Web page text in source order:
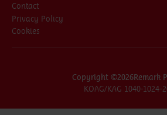
Contact
Privacy Policy
Cookies
Copyright ©2026Remark
KOAG/KAG 1040-1024-